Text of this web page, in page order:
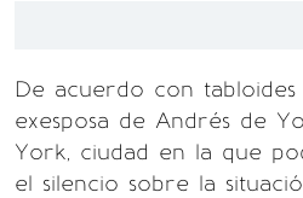
De acuerdo con tabloides
exesposa de Andrés de
York, ciudad en la que
el silencio sobre la